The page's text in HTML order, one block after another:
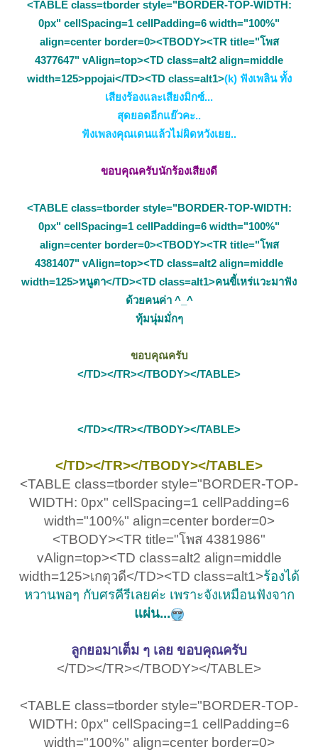
<TABLE class=tborder style="BORDER-TOP-WIDTH:
0px" cellSpacing=1 cellPadding=6 width="100%"
align=center border=0><TBODY><TR title="โพส
4377647" vAlign=top><TD class=alt2 align=middle
width=125>ppojai</TD><TD class=alt1>(k) ฟังเพลิน ทั้ง
เสียงร้องและเสียงมิกซ์...
สุดยอดอีกแย๊วคะ..
ฟังเพลงคุณเดนแล้วไม่ผิดหวังเยย..
ขอบคุณครับนักร้องเสียงดี
<TABLE class=tborder style="BORDER-TOP-WIDTH:
0px" cellSpacing=1 cellPadding=6 width="100%"
align=center border=0><TBODY><TR title="โพส
4381407" vAlign=top><TD class=alt2 align=middle
width=125>หนูตา</TD><TD class=alt1>คนขี้เหร่แวะมาฟัง
ด้วยคนค่า ^_^
ทุ้มนุ่มมั่กๆ
ขอบคุณครับ
</TD></TR></TBODY></TABLE>
</TD></TR></TBODY></TABLE>
</TD></TR></TBODY></TABLE>
<TABLE class=tborder style="BORDER-TOP-
WIDTH: 0px" cellSpacing=1 cellPadding=6
width="100%" align=center border=0>
<TBODY><TR title="โพส 4381986"
vAlign=top><TD class=alt2 align=middle
width=125>เกตุวดี</TD><TD class=alt1>ร้องได้
หวานพอๆ กับศรคีรีเลยค่ะ เพราะจังเหมือนฟังจาก
แผ่น...
ลูกยอมาเต็ม ๆ เลย ขอบคุณครับ
</TD></TR></TBODY></TABLE>
<TABLE class=tborder style="BORDER-TOP-
WIDTH: 0px" cellSpacing=1 cellPadding=6
width="100%" align=center border=0>